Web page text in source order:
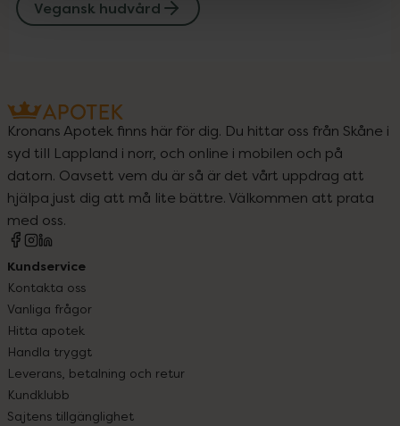
Vegansk hudvård
Kronans Apotek finns här för dig. Du hittar oss från Skåne i
syd till Lappland i norr, och online i mobilen och på
datorn. Oavsett vem du är så är det vårt uppdrag att
hjälpa just dig att må lite bättre. Välkommen att prata
med oss.
Kundservice
Kontakta oss
Vanliga frågor
Hitta apotek
Handla tryggt
Leverans, betalning och retur
Kundklubb
Sajtens tillgänglighet